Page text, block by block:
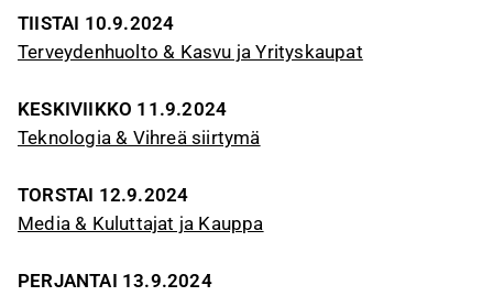
TIISTAI 10.9.2024
Terveydenhuolto & Kasvu ja Yrityskaupat
KESKIVIIKKO 11.9.2024
Teknologia & Vihreä siirtymä
TORSTAI 12.9.2024
Media & Kuluttajat ja Kauppa
PERJANTAI 13.9.2024